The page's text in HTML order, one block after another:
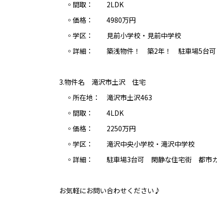
◦間取： 2LDK
◦価格： 4980万円
◦学区： 見前小学校・見前中学校
◦詳細： 築浅物件！ 築2年！ 駐車場5台可
3.物件名 滝沢市土沢 住宅
◦所在地： 滝沢市土沢463
◦間取： 4LDK
◦価格： 2250万円
◦学区： 滝沢中央小学校・滝沢中学校
◦詳細： 駐車場3台可 閑静な住宅街 都市
お気軽にお問い合わせください♪